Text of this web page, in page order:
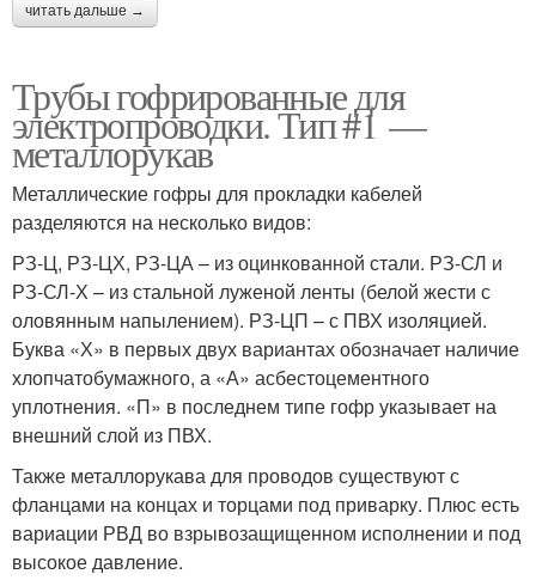
читать дальше →
Трубы гофрированные для
электропроводки. Тип #1 —
металлорукав
Металлические гофры для прокладки кабелей
разделяются на несколько видов:
РЗ-Ц, РЗ-ЦХ, РЗ-ЦА – из оцинкованной стали. РЗ-СЛ и
РЗ-СЛ-Х – из стальной луженой ленты (белой жести с
оловянным напылением). РЗ-ЦП – с ПВХ изоляцией.
Буква «Х» в первых двух вариантах обозначает наличие
хлопчатобумажного, а «А» асбестоцементного
уплотнения. «П» в последнем типе гофр указывает на
внешний слой из ПВХ.
Также металлорукава для проводов существуют с
фланцами на концах и торцами под приварку. Плюс есть
вариации РВД во взрывозащищенном исполнении и под
высокое давление.